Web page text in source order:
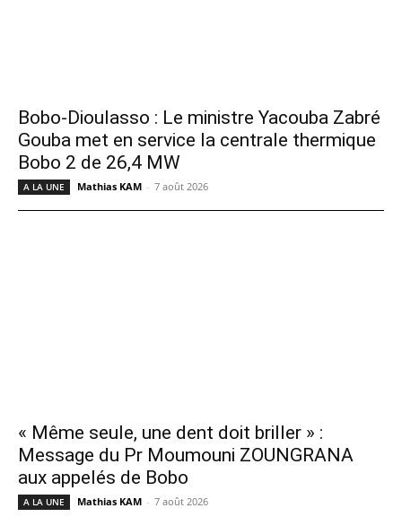
Bobo-Dioulasso : Le ministre Yacouba Zabré
Gouba met en service la centrale thermique
Bobo 2 de 26,4 MW
A LA UNE Mathias KAM - 7 août 2026
« Même seule, une dent doit briller » :
Message du Pr Moumouni ZOUNGRANA
aux appelés de Bobo
A LA UNE Mathias KAM - 7 août 2026